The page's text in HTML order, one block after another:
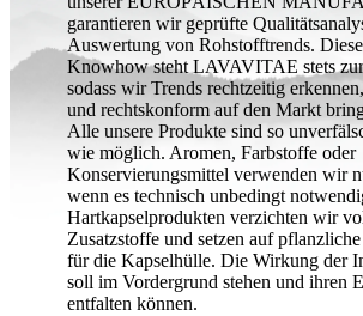
garantieren wir geprüfte
Auswertung von Rohstofftrends.
Knowhow steht LAVAVITAE stets
sodass wir Trends rechtzeitig
und rechtskonform auf den Markt
Alle unsere Produkte sind so
wie möglich. Aromen, Farbstoffe oder
Konservierungsmittel verwenden wir
wenn es technisch unbedingt
Hartkapselprodukten verzichten wir
Zusatzstoffe und setzen auf
für die Kapselhülle. Die Wirkung der
soll im Vordergrund stehen und ihren
entfalten können.